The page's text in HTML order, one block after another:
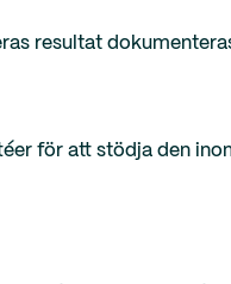
resultat
för att stödja den